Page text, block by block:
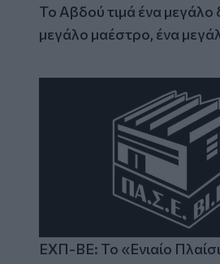
Το Αβδού τιμά ένα μεγάλο
μεγάλο μαέστρο, ένα
ΕΧΠ-ΒΕ: Το «Ενιαίο